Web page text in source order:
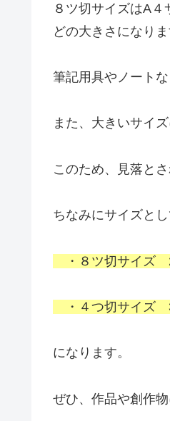
８ツ切サイズはA
どの大きさになりま
筆記用具やノート
また、大きいサイ
このため、見落と
ちなみにサイズと
・８ツ切サイズ
・４つ切サイズ
になります。
ぜひ、作品や創作